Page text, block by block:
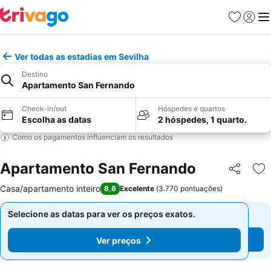
Favoritos
Iniciar
Ver todas as estadias em Sevilha
Destino
Apartamento San Fernando
Check-in/out
Escolha as datas
Hóspedes e quartos
2 hóspedes, 1 quarto.
Como os pagamentos influenciam os resultados
Apartamento San Fernando Partilhar
Casa/apartamento inteiro 8,6 Excelente (3.770 pontuações)
Selecione as datas para ver os preços exatos.
Ver preços
Selecione as datas para ver os preços exatos.
Ver preços